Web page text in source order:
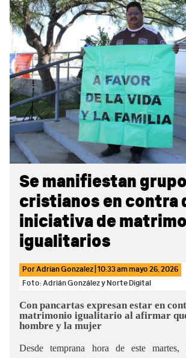
Se manifiestan
cristianos en contra
iniciativa de
igualitarios
PorAdrian Gonzalez 10:33 ammayo 26, 2026
Foto: Adrián González y Norte Digital
Con pancartas expresan estar en
matrimonio igualitario al afirmar
hombre y la mujer
Desde temprana hora de este martes,
Sidebar